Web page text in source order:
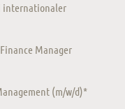
internationaler
Manager
(m/w/d)*